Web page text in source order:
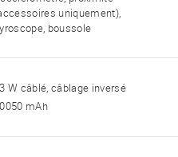
uniquement),
boussole
W câblé, câblage inversé
mAh